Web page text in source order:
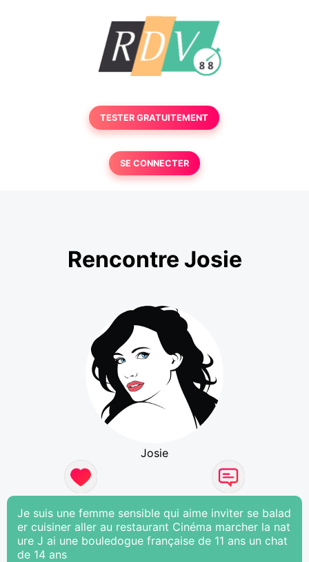
TESTER GRATUITEMENT
SE CONNECTER
Rencontre Josie
Josie
Je suis une femme sensible qui aime inviter se balad
er cuisiner aller au restaurant Cinéma marcher la nat
ure J ai une bouledogue française de 11 ans un chat
de 14 ans